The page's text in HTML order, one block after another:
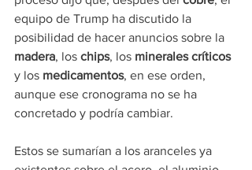
equipo de Trump ha discutido la
posibilidad de hacer anuncios sobre la
madera, los chips, los minerales críticos
y los medicamentos, en ese orden,
aunque ese cronograma no se ha
concretado y podría cambiar.
Estos se sumarían a los aranceles ya